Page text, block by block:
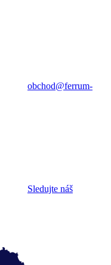
obchod@ferrum-
Sledujte náš